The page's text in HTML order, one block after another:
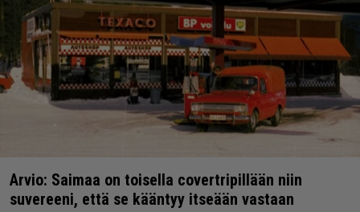
Arvio: Saimaa on toisella covertripillään niin
suvereeni, että se kääntyy itseään vastaan